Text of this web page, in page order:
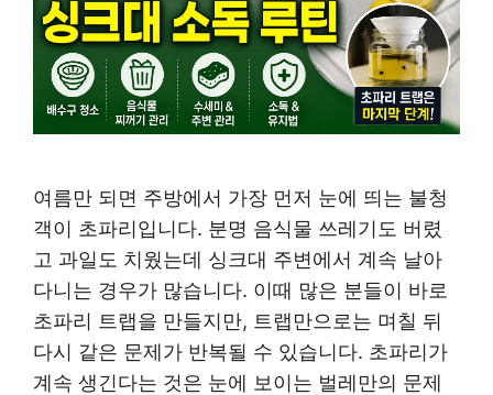
여름만 되면 주방에서 가장 먼저 눈에 띄는 불청
객이 초파리입니다. 분명 음식물 쓰레기도 버렸
고 과일도 치웠는데 싱크대 주변에서 계속 날아
다니는 경우가 많습니다. 이때 많은 분들이 바로
초파리 트랩을 만들지만, 트랩만으로는 며칠 뒤
다시 같은 문제가 반복될 수 있습니다. 초파리가
계속 생긴다는 것은 눈에 보이는 벌레만의 문제